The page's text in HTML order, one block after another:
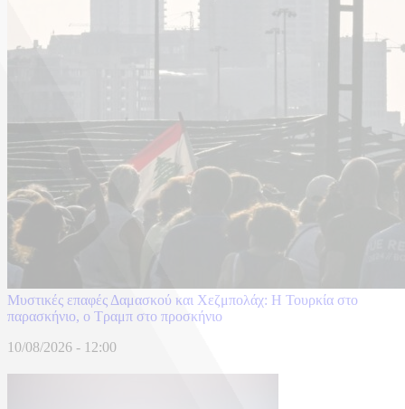
​Μυστικές επαφές Δαμασκού και Χεζμπολάχ: Η Τουρκία στο
παρασκήνιο, ο Τραμπ στο προσκήνιο
10/08/2026 - 12:00